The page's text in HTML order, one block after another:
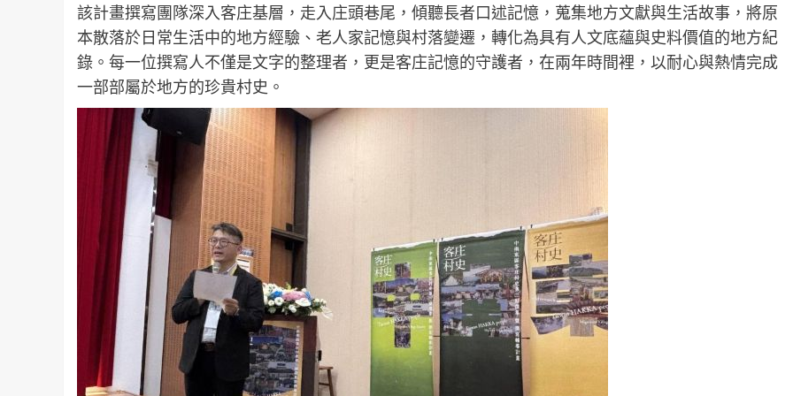
該計畫撰寫團隊深入客庄基層，走入庄頭巷尾，傾聽長者口述記憶，蒐集地方文獻與生活故事，將原
本散落於日常生活中的地方經驗、老人家記憶與村落變遷，轉化為具有人文底蘊與史料價值的地方紀
錄。每一位撰寫人不僅是文字的整理者，更是客庄記憶的守護者，在兩年時間裡，以耐心與熱情完成
一部部屬於地方的珍貴村史。